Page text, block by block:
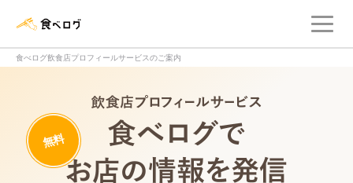
食べログ飲食店プロフィールサービスのご案内
無料